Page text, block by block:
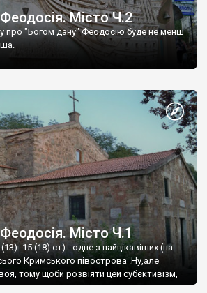
Місто Ч.2
про "Богом дану" Феодосію буде не менш
Місто Ч.1
-15 (18) ст) - одне з найцікавіших (на
Кримського півострова .Ну,але
тому щоби розвіяти цей субєктивізм,
це